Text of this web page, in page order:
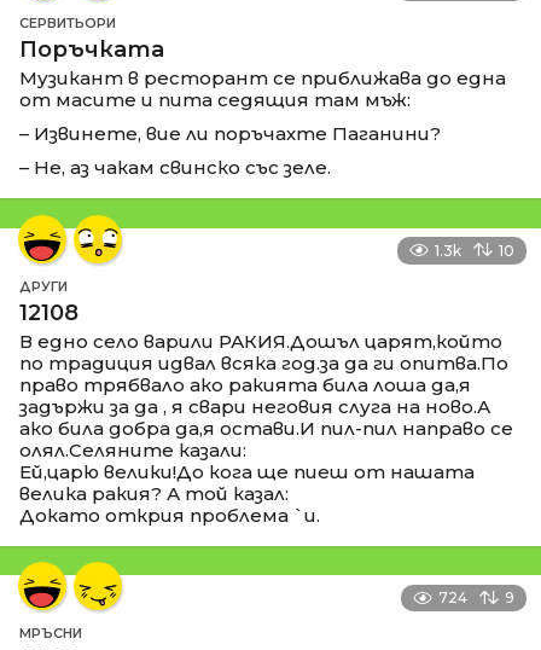
СЕРВИТЬОРИ
Поръчката
Музикант в ресторант се приближава до една
от масите и пита седящия там мъж:
– Извинете, вие ли поръчахте Паганини?
– Не, аз чакам свинско със зеле.
1.3k 10
ДРУГИ
12108
В едно село варили РАКИЯ.Дошъл царят,който
по традиция идвал всяка год.за да ги опитва.По
право трябвало ако ракията била лоша да,я
задържи за да , я свари неговия слуга на ново.А
ако била добра да,я остави.И пил-пил направо се
олял.Селяните казали:
Ей,царю велики!До кога ще пиеш от нашата
велика ракия? А той казал:
Докато открия проблема `и.
724 9
МРЪСНИ